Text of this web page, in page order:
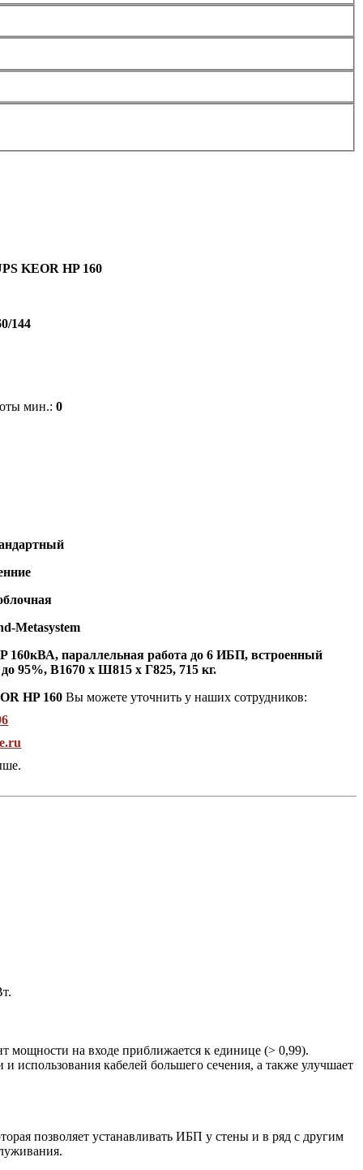
KEOR HP 160
144
мин.:0
Metasystem
160кВА, параллельная работа до 6 ИБП, встроенный
95%, В1670 х Ш815 х Г825, 715 кг.
HP 160Вы можете уточнить у наших сотрудников:
мощности на входе приближается к единице (> 0,99).
использования кабелей большего сечения, а также улучшает
позволяет устанавливать ИБП у стены и в ряд с другим